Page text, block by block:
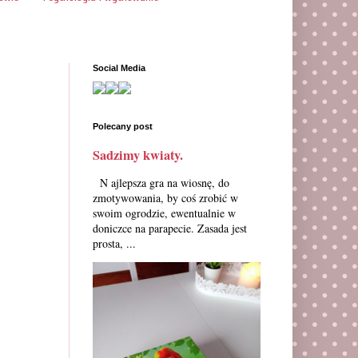
Social Media
Polecany post
Sadzimy kwiaty.
N ajlepsza gra na wiosnę, do
zmotywowania, by coś zrobić w
swoim ogrodzie, ewentualnie w
doniczce na parapecie. Zasada jest
prosta, ...